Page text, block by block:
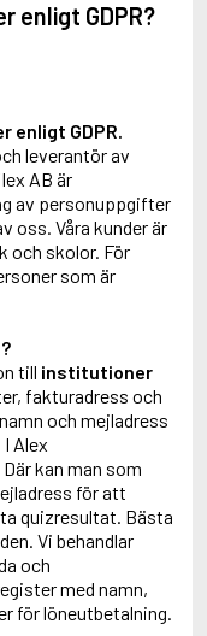
enligt GDPR?
enligt GDPR.
leverantör av
AB är
av personuppgifter
oss. Våra kunder är
och skolor. För
som är
till institutioner
fakturadress och
och mejladress
Alex
kan man som
för att
quizresultat. Bästa
Vi behandlar
och
med namn,
för löneutbetalning.